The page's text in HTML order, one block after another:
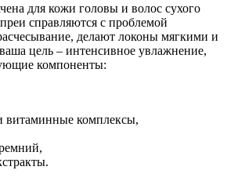
для кожи головы и волос сухого
справляются с проблемой
делают локоны мягкими и
цель – интенсивное увлажнение,
компоненты:
витаминные комплексы,